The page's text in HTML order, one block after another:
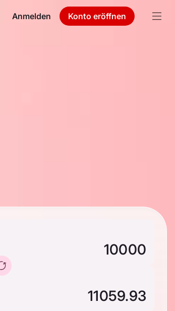
Anmelden Konto eröffnen